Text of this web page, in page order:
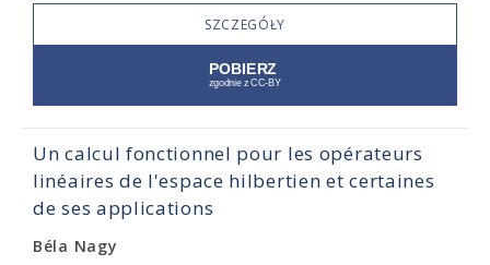
SZCZEGÓŁY
Un calcul fonctionnel pour les opérateurs
linéaires de l'espace hilbertien et certaines
de ses applications
Béla Nagy